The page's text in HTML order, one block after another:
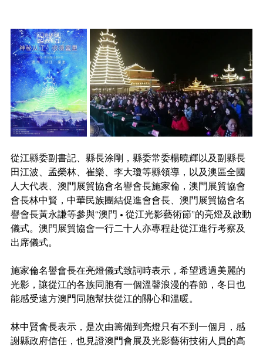
從江縣委副書記、縣長涂剛，縣委常委楊曉輝以及副縣長
田江波、孟榮林、崔樂、李大瓊等縣領導，以及澳區全國
人大代表、澳門展貿協會名譽會長施家倫，澳門展貿協會
會長林中賢，中華民族團結促進會會長、澳門展貿協會名
譽會長黃永謙等參與“澳門 • 從江光影藝術節”的亮燈及啟動
儀式。澳門展貿協會一行二十人亦專程赴從江進行考察及
出席儀式。
施家倫名譽會長在亮燈儀式致詞時表示，希望透過美麗的
光影，讓從江的各族同胞有一個溫韾浪漫的春節，冬日也
能感受遠方澳門同胞幫扶從江的關心和溫暖。
林中賢會長表示，是次由籌備到亮燈只有不到一個月，感
謝縣政府信任，也見證澳門會展及光影藝術技術人員的高